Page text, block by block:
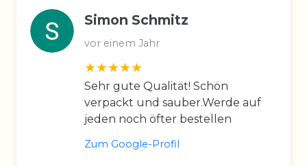
Simon Schmitz
vor einem Jahr
Sehr gute Qualität! Schön
verpackt und sauber.Werde auf
jeden noch öfter bestellen
Zum Google-Profil